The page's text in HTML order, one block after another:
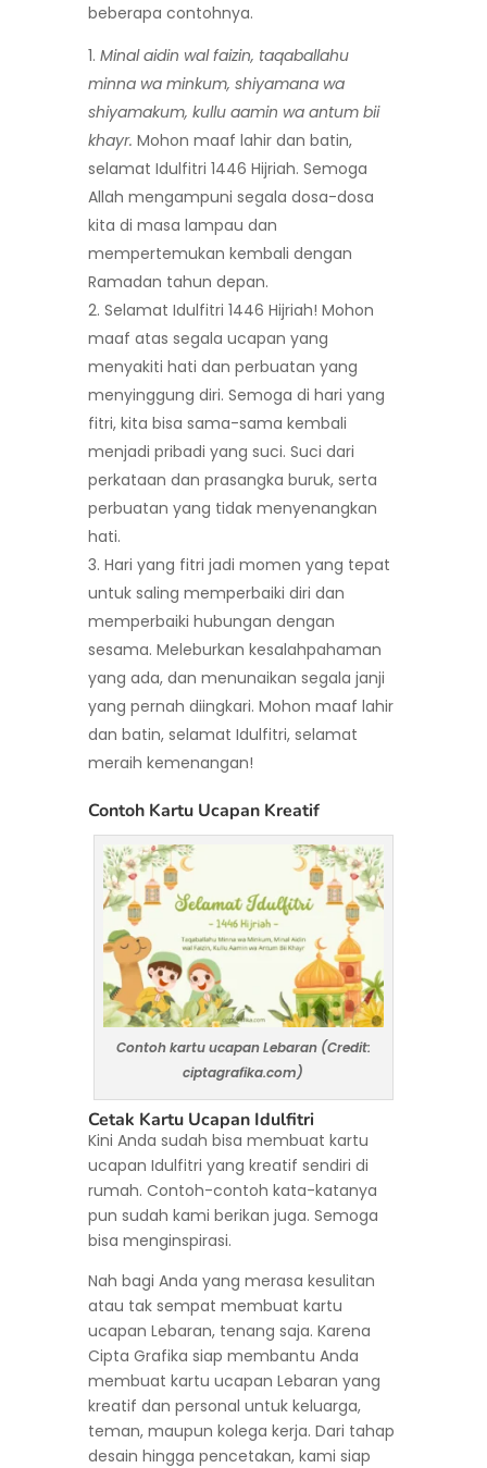
beberapa contohnya.
Minal aidin wal faizin, taqaballahu
minna wa minkum, shiyamana wa
shiyamakum, kullu aamin wa antum bii
khayr. Mohon maaf lahir dan batin,
selamat Idulfitri 1446 Hijriah. Semoga
Allah mengampuni segala dosa-dosa
kita di masa lampau dan
mempertemukan kembali dengan
Ramadan tahun depan.
Selamat Idulfitri 1446 Hijriah! Mohon
maaf atas segala ucapan yang
menyakiti hati dan perbuatan yang
menyinggung diri. Semoga di hari yang
fitri, kita bisa sama-sama kembali
menjadi pribadi yang suci. Suci dari
perkataan dan prasangka buruk, serta
perbuatan yang tidak menyenangkan
hati.
Hari yang fitri jadi momen yang tepat
untuk saling memperbaiki diri dan
memperbaiki hubungan dengan
sesama. Meleburkan kesalahpahaman
yang ada, dan menunaikan segala janji
yang pernah diingkari. Mohon maaf lahir
dan batin, selamat Idulfitri, selamat
meraih kemenangan!
Contoh Kartu Ucapan Kreatif
Contoh kartu ucapan Lebaran (Credit:
ciptagrafika.com)
Cetak Kartu Ucapan Idulfitri
Kini Anda sudah bisa membuat kartu
ucapan Idulfitri yang kreatif sendiri di
rumah. Contoh-contoh kata-katanya
pun sudah kami berikan juga. Semoga
bisa menginspirasi.
Nah bagi Anda yang merasa kesulitan
atau tak sempat membuat kartu
ucapan Lebaran, tenang saja. Karena
Cipta Grafika siap membantu Anda
membuat kartu ucapan Lebaran yang
kreatif dan personal untuk keluarga,
teman, maupun kolega kerja. Dari tahap
desain hingga pencetakan, kami siap